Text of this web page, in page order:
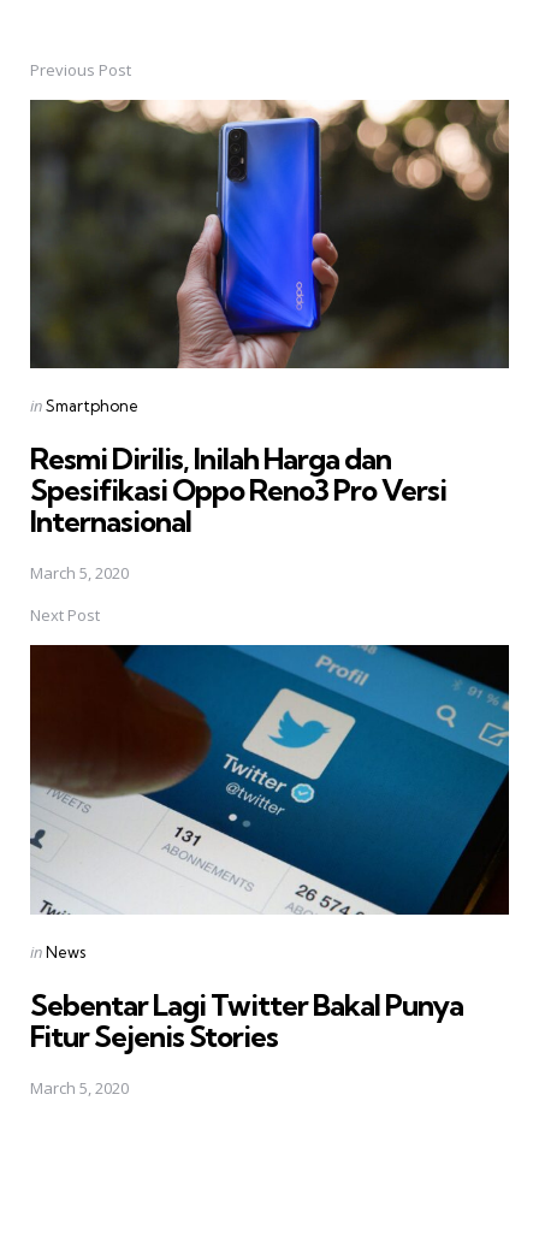
Post
navigation
Previous Post
Posted
inSmartphone
Resmi Dirilis, Inilah Harga dan
Spesifikasi Oppo Reno3 Pro Versi
Internasional
March 5, 2020
Next Post
Posted
inNews
Sebentar Lagi Twitter Bakal Punya
Fitur Sejenis Stories
March 5, 2020